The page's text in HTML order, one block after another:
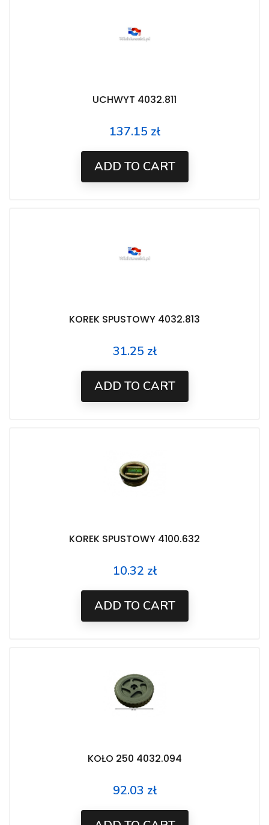
UCHWYT 4032.811
Price
137.15 zł
ADD TO CART
KOREK SPUSTOWY 4032.813
Price
31.25 zł
ADD TO CART
KOREK SPUSTOWY 4100.632
Price
10.32 zł
ADD TO CART
KOŁO 250 4032.094
Price
92.03 zł